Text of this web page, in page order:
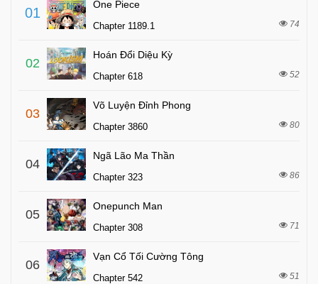
01
One Piece
Chapter 1189.1 74
02
Hoán Đổi Diệu Kỳ
Chapter 618 52
03
Võ Luyện Đỉnh Phong
Chapter 3860 80
04
Ngã Lão Ma Thần
Chapter 323 86
05
Onepunch Man
Chapter 308 71
06
Vạn Cổ Tối Cường Tông
Chapter 542 51